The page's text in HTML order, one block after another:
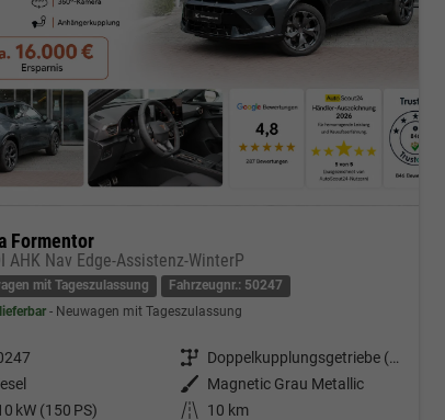
Formentor
AHK Nav Edge-Assistenz-WinterP
mit Tageszulassung
Fahrzeugnr.: 50247
Neuwagen mit Tageszulassung
Getriebe
Doppelkupplungsgetriebe (DSG)
Außenfarbe Magnetic Grau Metallic
kW (150 PS) Kilometerstand
10 km